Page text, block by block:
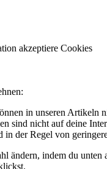
akzeptiere Cookies
in unseren Artikeln
sind nicht auf deine
in der Regel von
ändern, indem du unten